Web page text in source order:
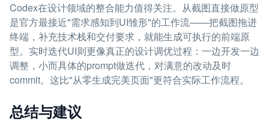
Codex在设计领域的整合能力值得关注。从截图直接做原型
是官方最接近"需求感知到UI雏形"的工作流——把截图拖进
终端，补充技术栈和交付要求，就能生成可执行的前端原
型。实时迭代UI则更像真正的设计调优过程：一边开发一边
调整，小而具体的prompt做迭代，对满意的改动及时
commit。这比"从零生成完美页面"更符合实际工作流程。
总结与建议